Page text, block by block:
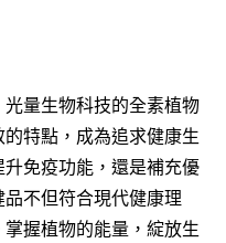
量生物科技的全素植物
特點，成為追求健康生
免疫功能，還是補充優
不但符合現代健康理
握植物的能量，綻放生